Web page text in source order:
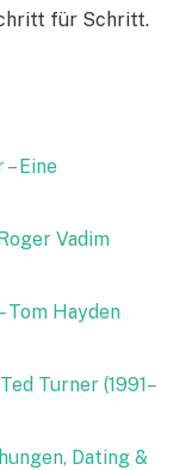
für Schritt.
Eine
Vadim
Tom Hayden
Turner (1991–
Dating &